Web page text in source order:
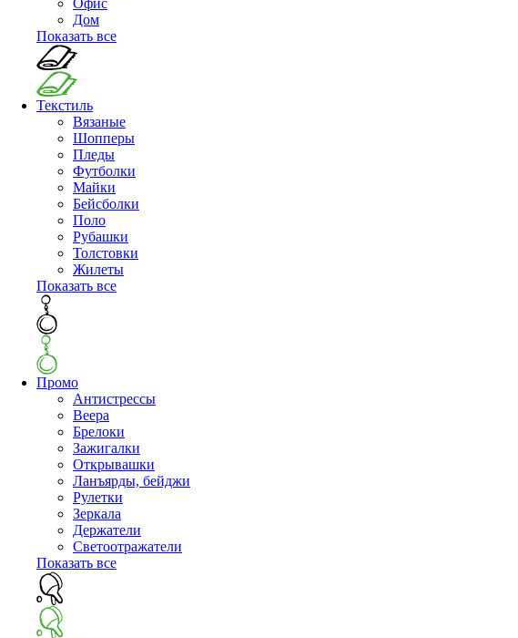
Офис
Дом
Показать все
Текстиль
Вязаные
Шопперы
Пледы
Футболки
Майки
Бейсболки
Поло
Рубашки
Толстовки
Жилеты
Показать все
Промо
Антистрессы
Веера
Брелоки
Зажигалки
Открывашки
Ланъярды, бейджи
Рулетки
Зеркала
Держатели
Светоотражатели
Показать все